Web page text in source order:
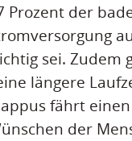
Prozent der
sei. Zudem
längere
fährt
der